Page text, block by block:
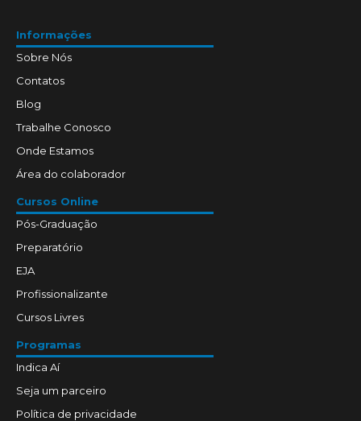
Informações
Sobre Nós
Contatos
Blog
Trabalhe Conosco
Onde Estamos
Área do colaborador
Cursos Online
Pós-Graduação
Preparatório
EJA
Profissionalizante
Cursos Livres
Programas
Indica Aí
Seja um parceiro
Política de privacidade